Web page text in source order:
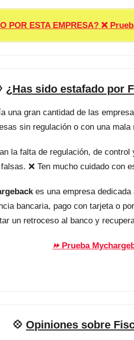
POR ESTA EMPRESA? ❌
¿Has sido estafado por
una gran cantidad de las
sin regulación o con una mala
la falta de regulación, de
❌ Ten mucho cuidado con
es una empresa dedicada
bancaria, pago con tarjeta o
un retroceso al banco y
⏩ Prueba
💠 Opiniones sobre